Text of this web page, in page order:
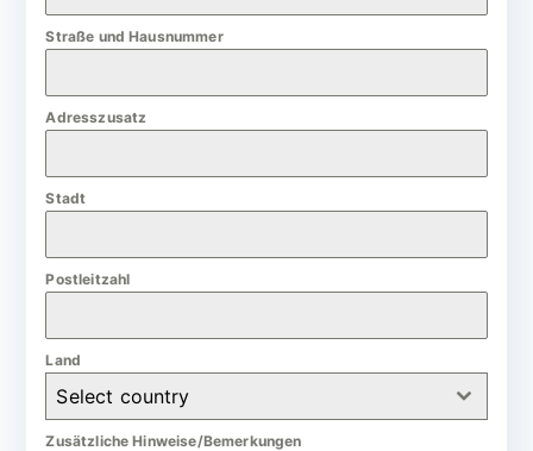
e
m
a
y
Straße und Hausnummer
Adresszusatz
Stadt
Postleitzahl
Land
Select country
Zusätzliche Hinweise/Bemerkungen